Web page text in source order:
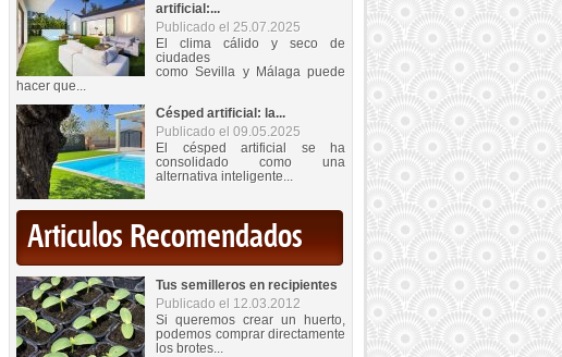
artificial:...
Publicado el 25.07.2025
El clima cálido y seco de
ciudades
como Sevilla y Málaga puede
hacer que...
Césped artificial: la...
Publicado el 09.05.2025
El césped artificial se ha
consolidado como una
alternativa inteligente...
Articulos Recomendados
Tus semilleros en recipientes
Publicado el 12.03.2012
Si queremos crear un huerto,
podemos comprar directamente
los brotes...